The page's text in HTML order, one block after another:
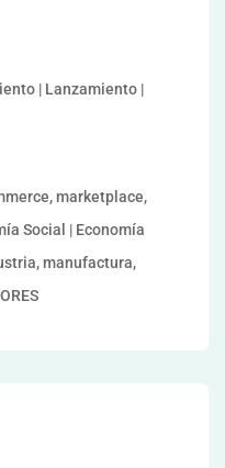
| Lanzamiento |
marketplace,
Social | Economía
manufactura,